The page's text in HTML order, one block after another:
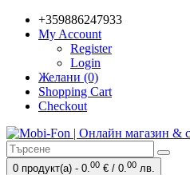
+359886247933
My Account
Register
Login
Желани (0)
Shopping Cart
Checkout
0 продукт(а) - 0.00 € / 0.00 лв.